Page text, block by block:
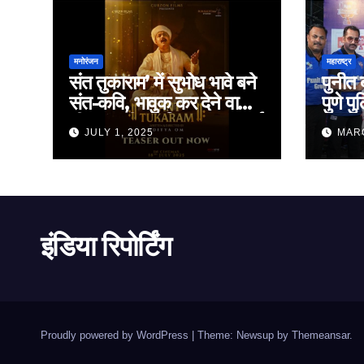
मनोरंजन
संत तुकाराम’ में सुभोध भावे बने
संत-कवि, भावुक कर देने वाला
टीज़र जारी — फिल्म 18 जुलाई
2025 को होगी रिलीज़
JULY 1, 2025
महाराष्ट्र
पुणे
लाख
इंडिया रिपोर्टिंग
Proudly powered by WordPress Theme: Newsup by Themeansar.